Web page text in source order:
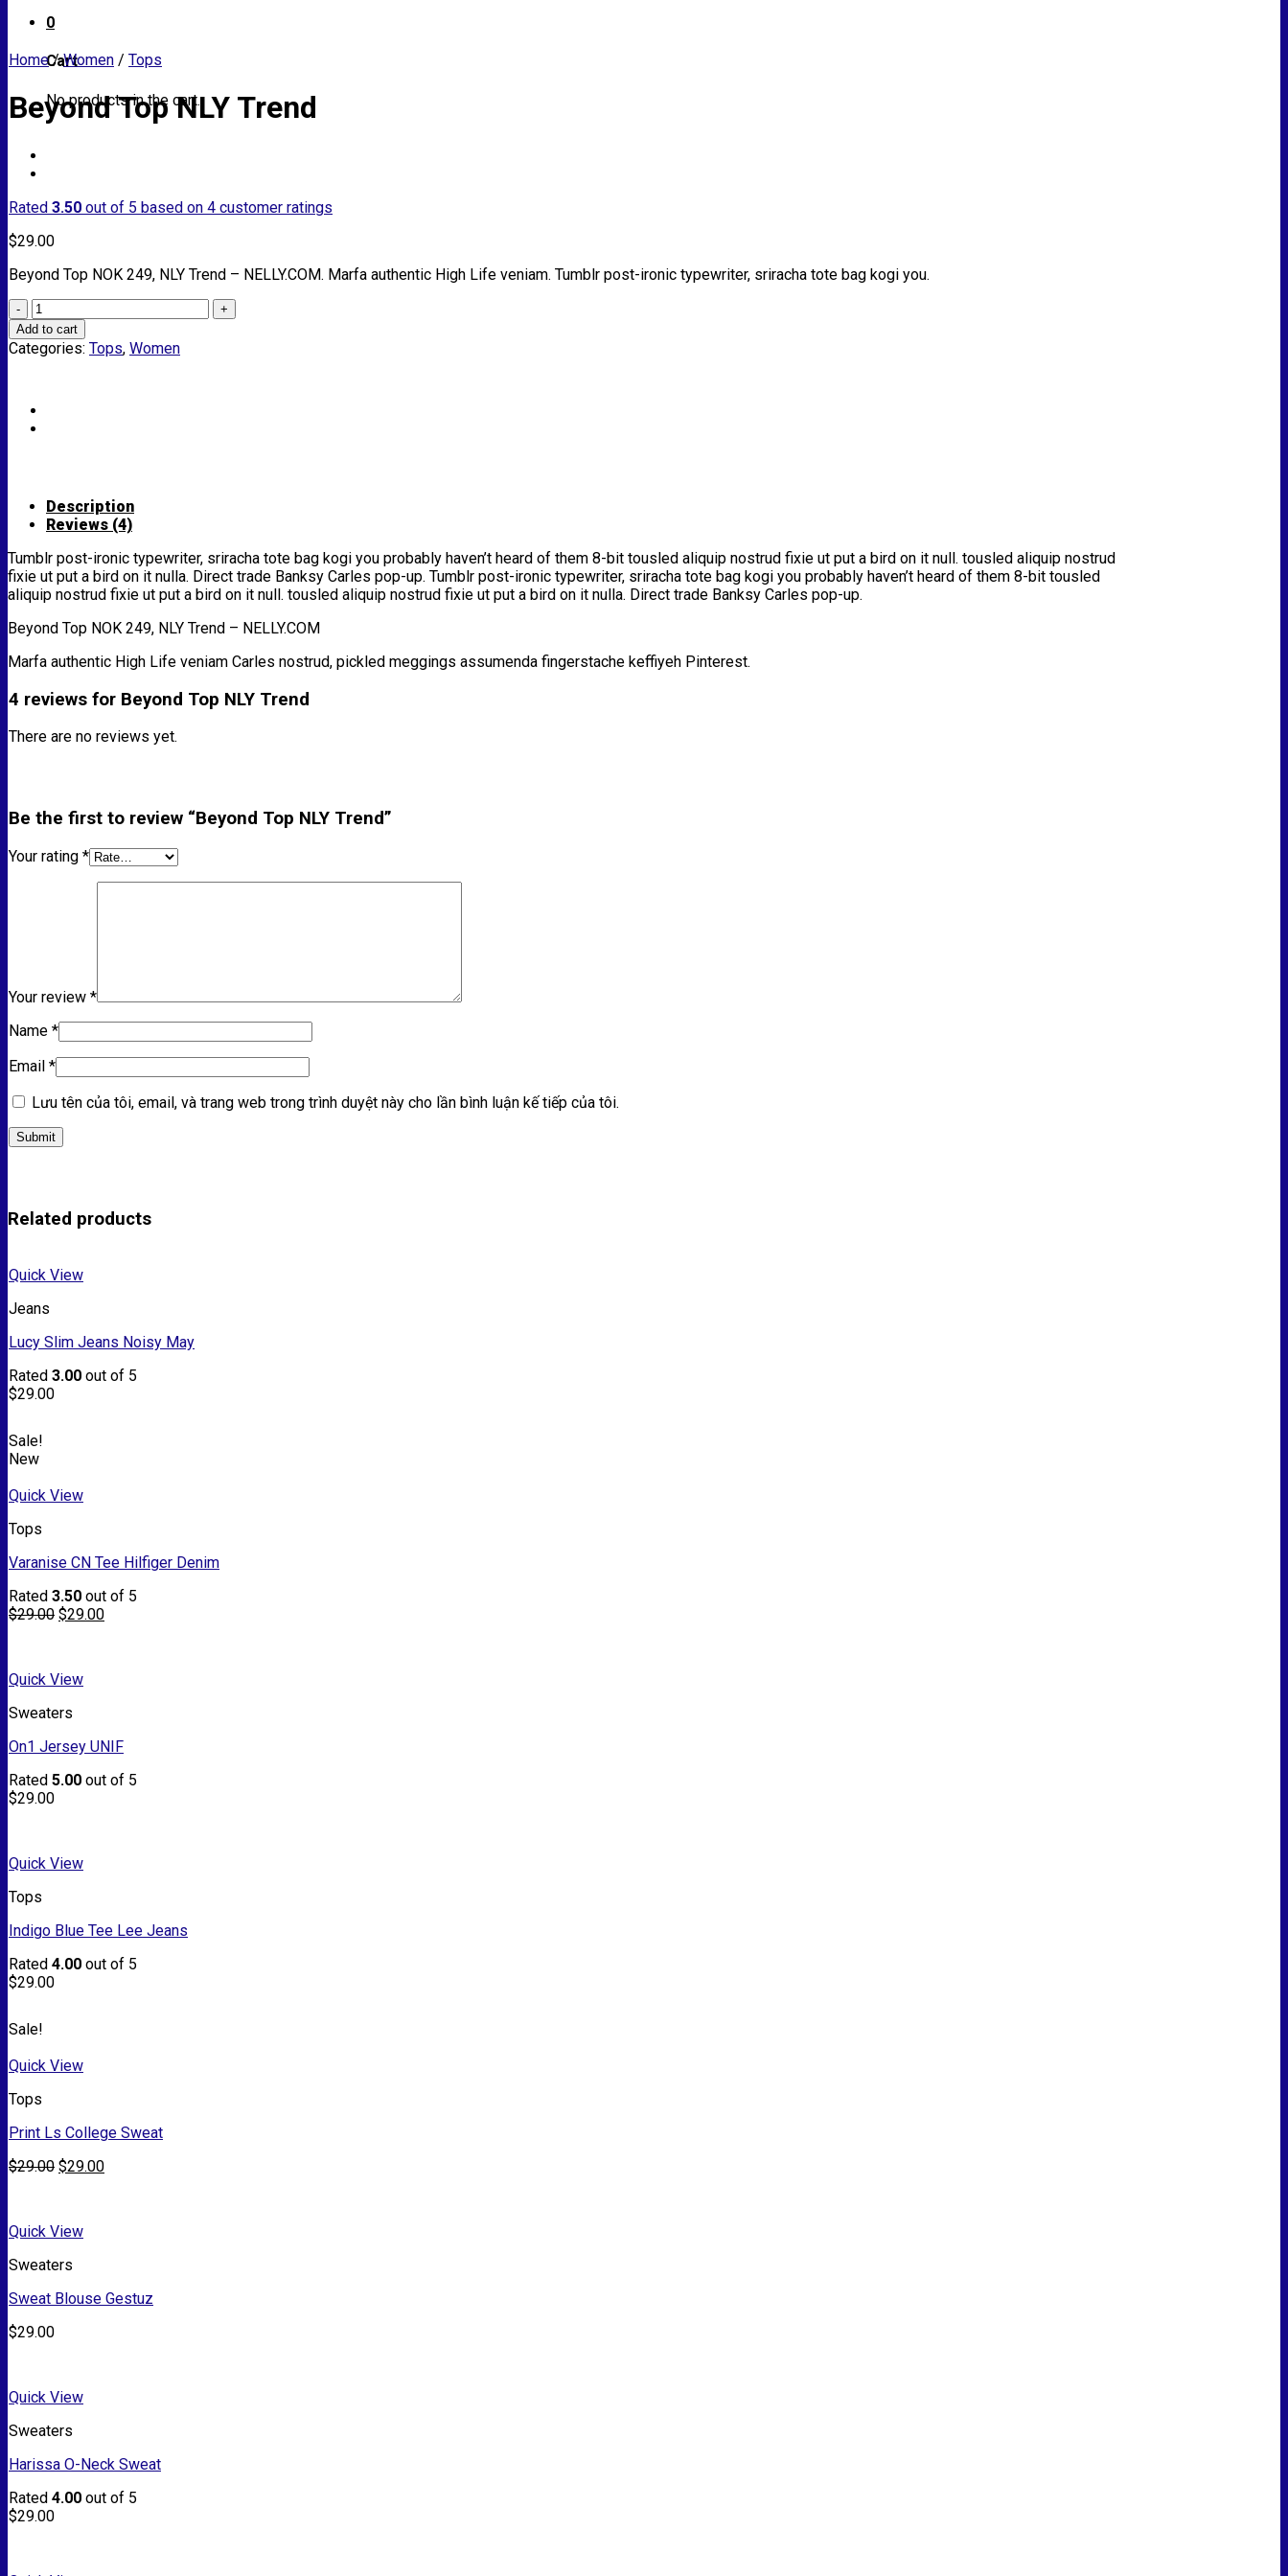
0
Cart
No products in the cart.
Home / Women / Tops
Beyond Top NLY Trend
Rated 3.50 out of 5 based on 4 customer ratings
$29.00
Beyond Top NOK 249, NLY Trend – NELLY.COM. Marfa authentic High Life veniam. Tumblr post-ironic typewriter, sriracha tote bag kogi you.
Beyond
Top
NLY
Trend
Add to cart
Categories: Tops, Women
Description
Reviews (4)
Tumblr post-ironic typewriter, sriracha tote bag kogi you probably haven’t heard of them 8-bit tousled aliquip nostrud fixie ut put a bird on it null. tousled aliquip nostrud
fixie ut put a bird on it nulla. Direct trade Banksy Carles pop-up. Tumblr post-ironic typewriter, sriracha tote bag kogi you probably haven’t heard of them 8-bit tousled
aliquip nostrud fixie ut put a bird on it null. tousled aliquip nostrud fixie ut put a bird on it nulla. Direct trade Banksy Carles pop-up.
Beyond Top NOK 249, NLY Trend – NELLY.COM
Marfa authentic High Life veniam Carles nostrud, pickled meggings assumenda fingerstache keffiyeh Pinterest.
4 reviews for Beyond Top NLY Trend
There are no reviews yet.
Be the first to review “Beyond Top NLY Trend”
Your rating *
Your review *
Name *
Email *
Lưu tên của tôi, email, và trang web trong trình duyệt này cho lần bình luận kế tiếp của tôi.
Related products
Quick View
Jeans
Lucy Slim Jeans Noisy May
Rated 3.00 out of 5
$29.00
Sale!
New
Quick View
Tops
Varanise CN Tee Hilfiger Denim
Rated 3.50 out of 5
$29.00 $29.00
Quick View
Sweaters
On1 Jersey UNIF
Rated 5.00 out of 5
$29.00
Quick View
Tops
Indigo Blue Tee Lee Jeans
Rated 4.00 out of 5
$29.00
Sale!
Quick View
Tops
Print Ls College Sweat
$29.00 $29.00
Quick View
Sweaters
Sweat Blouse Gestuz
$29.00
Quick View
Sweaters
Harissa O-Neck Sweat
Rated 4.00 out of 5
$29.00